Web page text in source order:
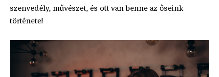
szenvedély, művészet, és ott van benne az őseink
története!